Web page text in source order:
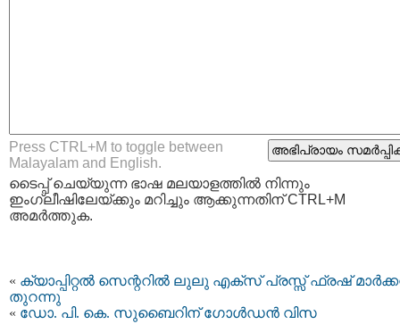
Press CTRL+M to toggle between
Malayalam and English.
ടൈപ്പ്‌ ചെയ്യുന്ന ഭാഷ മലയാളത്തില്‍ നിന്നും
ഇംഗ്ലീഷിലേയ്ക്കും മറിച്ചും ആക്കുന്നതിന് CTRL+M
അമര്‍ത്തുക.
« ക്യാപ്പിറ്റൽ സെന്ററിൽ ലുലു എക്സ് പ്രസ്സ് ഫ്രഷ്
തുറന്നു
« ഡോ. പി. കെ. സുബൈറിന് ഗോൾഡൻ വിസ